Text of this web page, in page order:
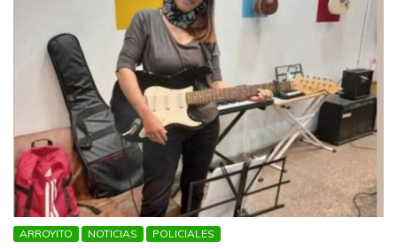
ARROYITO NOTICIAS POLICIALES